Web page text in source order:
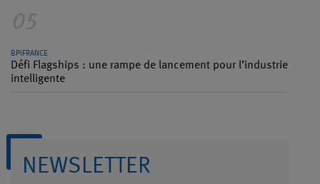
05
BPIFRANCE
Défi Flagships : une rampe de lancement pour l’industrie
intelligente
NEWSLETTER